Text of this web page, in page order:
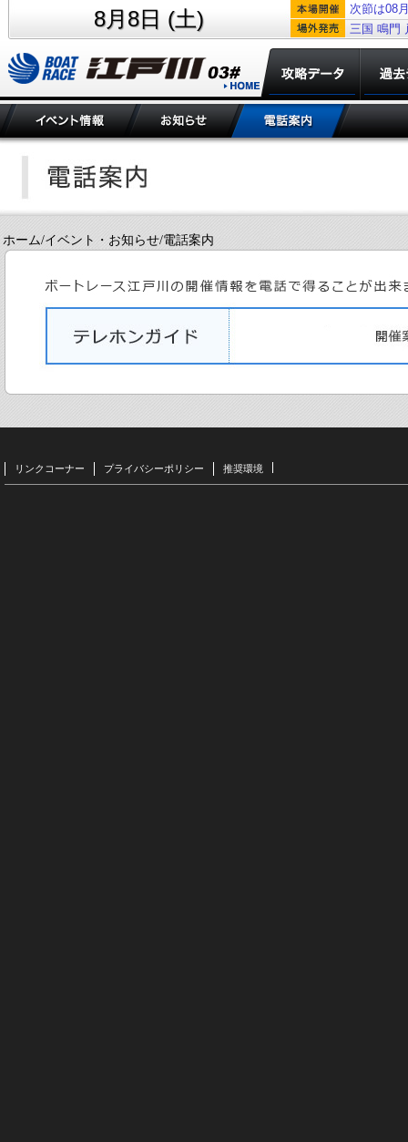
8月8日 (土)
次節は08
三国 鳴門
ホーム/イベント・お知らせ/電話案内
リンクコーナー プライバシーポリシー 推奨環境